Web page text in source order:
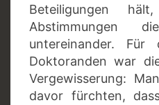
Beteiligungen
Abstimmungen
untereinander. Für
Doktoranden war
Vergewisserung:
davor fürchten,